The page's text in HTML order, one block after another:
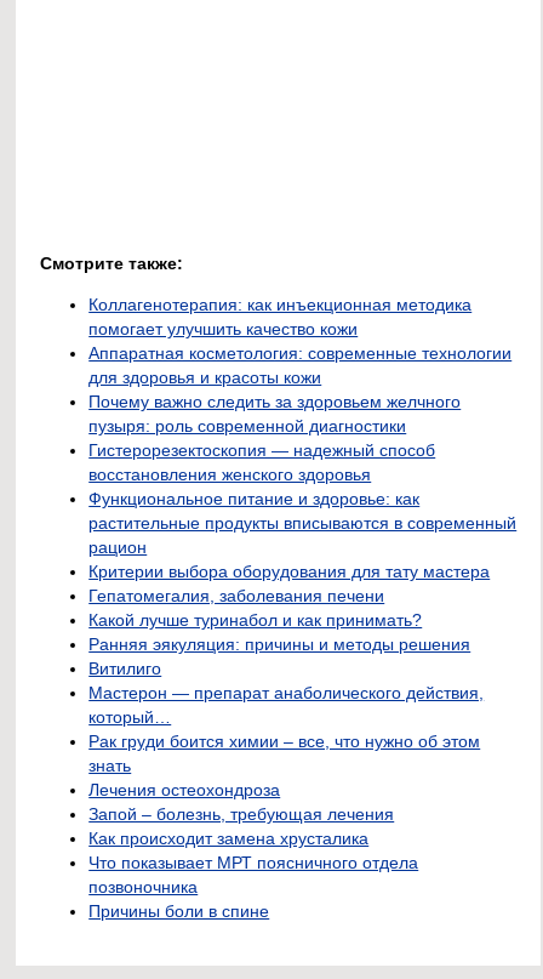
Смотрите также:
Коллагенотерапия: как инъекционная методика
помогает улучшить качество кожи
Аппаратная косметология: современные технологии
для здоровья и красоты кожи
Почему важно следить за здоровьем желчного
пузыря: роль современной диагностики
Гистерорезектоскопия — надежный способ
восстановления женского здоровья
Функциональное питание и здоровье: как
растительные продукты вписываются в современный
рацион
Критерии выбора оборудования для тату мастера
Гепатомегалия, заболевания печени
Какой лучше туринабол и как принимать?
Ранняя эякуляция: причины и методы решения
Витилиго
Мастерон — препарат анаболического действия,
который…
Рак груди боится химии – все, что нужно об этом
знать
Лечения остеохондроза
Запой – болезнь, требующая лечения
Как происходит замена хрусталика
Что показывает МРТ поясничного отдела
позвоночника
Причины боли в спине